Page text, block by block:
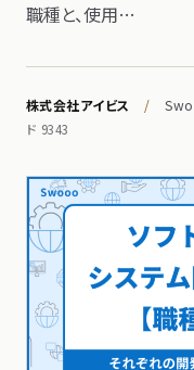
職種と、​使用…
株式会社アイビス /
ド 9343